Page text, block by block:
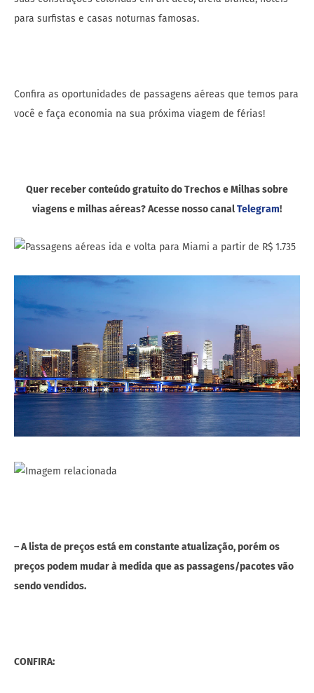
para surfistas e casas noturnas famosas.
Confira as oportunidades de passagens aéreas que temos para
você e faça economia na sua próxima viagem de férias!
Quer receber conteúdo gratuito do Trechos e Milhas sobre
viagens e milhas aéreas? Acesse nosso canalTelegram!
– A lista de preços está em constante atualização, porém os
preços podem mudar à medida que as passagens/pacotes vão
sendo vendidos.
CONFIRA: